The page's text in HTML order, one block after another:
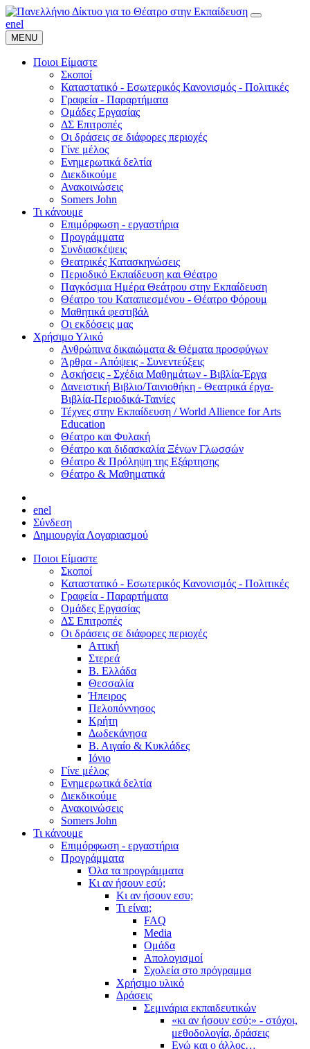
enel
MENU
Ποιοι Είμαστε
Σκοποί
Καταστατικό - Εσωτερικός Κανονισμός - Πολιτικές
Γραφεία - Παραρτήματα
Ομάδες Εργασίας
ΔΣ Επιτροπές
Οι δράσεις σε διάφορες περιοχές
Γίνε μέλος
Ενημερωτικά δελτία
Διεκδικούμε
Ανακοινώσεις
Somers John
Τι κάνουμε
Επιμόρφωση - εργαστήρια
Προγράμματα
Συνδιασκέψεις
Θεατρικές Κατασκηνώσεις
Περιοδικό Εκπαίδευση και Θέατρο
Παγκόσμια Ημέρα Θεάτρου στην Εκπαίδευση
Θέατρο του Καταπιεσμένου - Θέατρο Φόρουμ
Μαθητικά φεστιβάλ
Οι εκδόσεις μας
Χρήσιμο Υλικό
Ανθρώπινα δικαιώματα & Θέματα προσφύγων
Άρθρα - Απόψεις - Συνεντεύξεις
Ασκήσεις - Σχέδια Μαθημάτων - Βιβλία-Έργα
Δανειστική Βιβλιο/Ταινιοθήκη - Θεατρικά έργα-
Βιβλία-Περιοδικά-Ταινίες
Τέχνες στην Εκπαίδευση / World Allience for Arts
Education
Θέατρο και Φυλακή
Θέατρο και διδασκαλία Ξένων Γλωσσών
Θέατρο & Πρόληψη της Εξάρτησης
Θέατρο & Μαθηματικά
enel
Σύνδεση
Δημιουργία Λογαριασμού
Ποιοι Είμαστε
Σκοποί
Καταστατικό - Εσωτερικός Κανονισμός - Πολιτικές
Γραφεία - Παραρτήματα
Ομάδες Εργασίας
ΔΣ Επιτροπές
Οι δράσεις σε διάφορες περιοχές
Αττική
Στερεά
Β. Ελλάδα
Θεσσαλία
Ήπειρος
Πελοπόννησος
Κρήτη
Δωδεκάνησα
Β. Αιγαίο & Κυκλάδες
Ιόνιο
Γίνε μέλος
Ενημερωτικά δελτία
Διεκδικούμε
Ανακοινώσεις
Somers John
Τι κάνουμε
Επιμόρφωση - εργαστήρια
Προγράμματα
Όλα τα προγράμματα
Κι αν ήσουν εσύ;
Κι αν ήσουν εσυ;
Τι είναι;
FAQ
Media
Ομάδα
Απολογισμοί
Σχολεία στο πρόγραμμα
Χρήσιμο υλικό
Δράσεις
Σεμινάρια εκπαιδευτικών
«κι αν ήσουν εσύ;» - στόχοι,
μεθοδολογία, δράσεις
Εγώ και ο άλλος…